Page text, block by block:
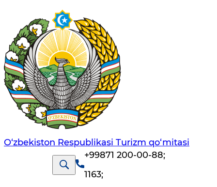
O‘zbekiston Respublikasi Turizm qo‘mitasi
+99871 200-00-88;
1163;